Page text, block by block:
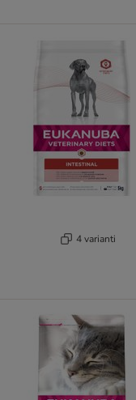
4 varianti